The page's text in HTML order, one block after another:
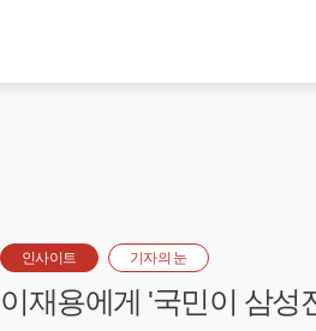
인사이트 기자의 눈
이재용에게 '국민이 삼성